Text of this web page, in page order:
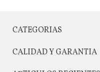
CATEGORIAS
CALIDAD Y GARANTIA